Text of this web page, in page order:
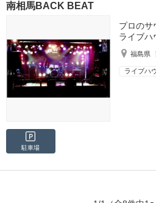
南相馬BACK BEAT
プロのサ
ライブハ
福島県
ライブハ
駐車場